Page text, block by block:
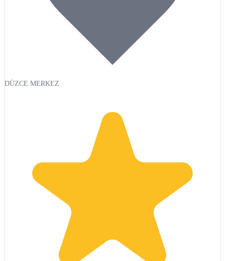
DÜZCE MERKEZ